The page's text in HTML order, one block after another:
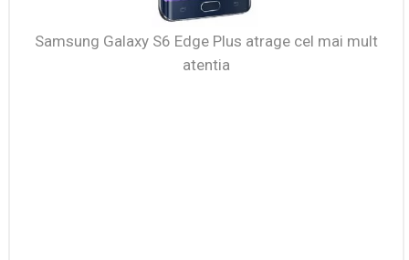
Samsung Galaxy S6 Edge Plus atrage cel mai mult
atentia